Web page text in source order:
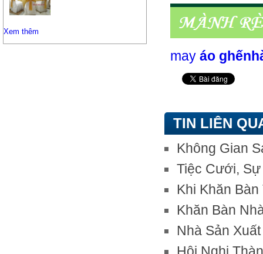
may áo
TIN LIÊN
Không Gian
Tiệc Cưới,
Khi Khăn
Khăn Bàn
Nhà Sản
Xem thêm